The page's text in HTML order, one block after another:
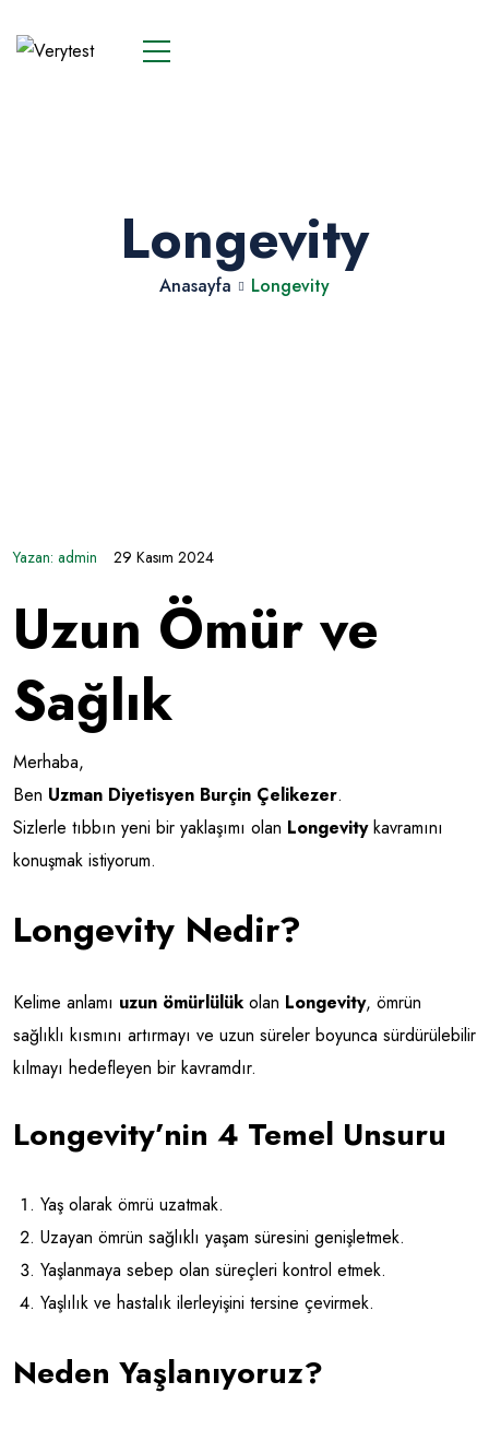
Longevity
Anasayfa Longevity
Yazan: admin 29 Kasım 2024
Uzun Ömür ve
Sağlık
Merhaba,
Ben Uzman Diyetisyen Burçin Çelikezer.
Sizlerle tıbbın yeni bir yaklaşımı olan Longevitykavramını
konuşmak istiyorum.
Longevity Nedir?
Kelime anlamı uzun ömürlülükolan Longevity, ömrün
sağlıklı kısmını artırmayı ve uzun süreler boyunca sürdürülebilir
kılmayı hedefleyen bir kavramdır.
Longevity’nin 4 Temel Unsuru
Yaş olarak ömrü uzatmak.
Uzayan ömrün sağlıklı yaşam süresini genişletmek.
Yaşlanmaya sebep olan süreçleri kontrol etmek.
Yaşlılık ve hastalık ilerleyişini tersine çevirmek.
Neden Yaşlanıyoruz?